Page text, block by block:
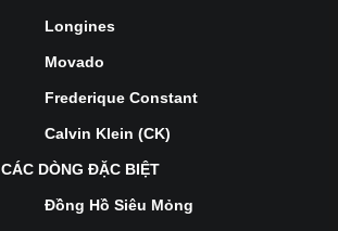
Longines
Movado
Frederique Constant
Calvin Klein (CK)
CÁC DÒNG ĐẶC BIỆT
Đồng Hồ Siêu Mỏng